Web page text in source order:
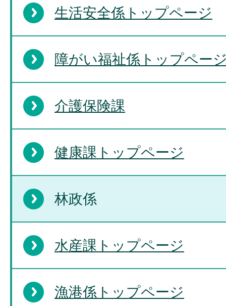
生活安全係トップページ
障がい福祉係トップペー
介護保険課
健康課トップページ
林政係
水産課トップページ
漁港係トップページ